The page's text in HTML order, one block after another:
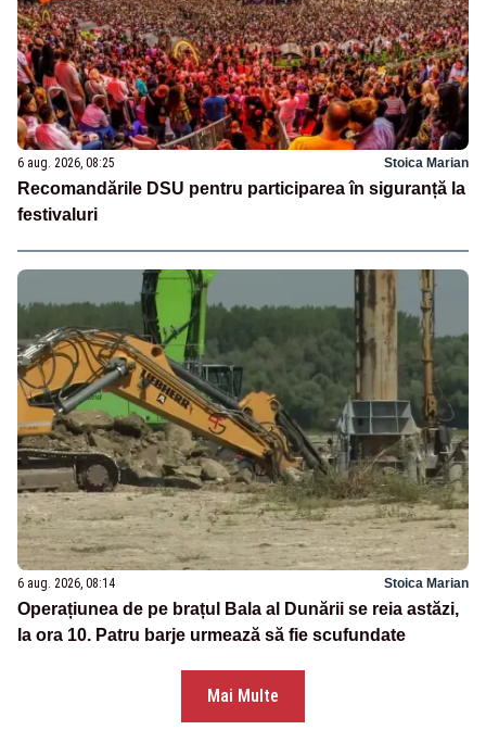
6 aug. 2026, 08:25 Stoica Marian
Recomandările DSU pentru participarea în siguranță la
festivaluri
6 aug. 2026, 08:14 Stoica Marian
Operațiunea de pe brațul Bala al Dunării se reia astăzi,
la ora 10. Patru barje urmează să fie scufundate
Mai Multe